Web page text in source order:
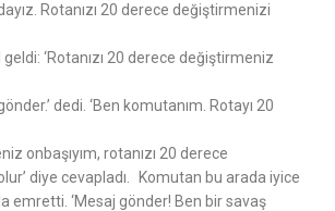
Rotanızı 20 derece değiştirmenizi
geldi: ‘Rotanızı 20 derece değiştirmeniz
dedi. ‘Ben komutanım. Rotayı 20
onbaşıyım, rotanızı 20 derece
diye cevapladı. Komutan bu arada iyice
emretti. ‘Mesaj gönder! Ben bir savaş